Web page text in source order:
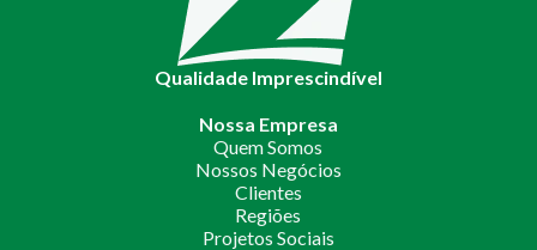
Qualidade Imprescindível
Nossa Empresa
Quem Somos
Nossos Negócios
Clientes
Regiões
Projetos Sociais